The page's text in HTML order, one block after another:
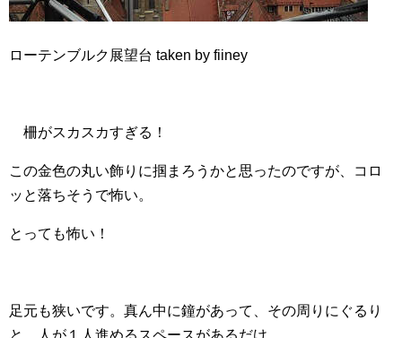
ローテンブルク展望台 taken by fiiney
柵がスカスカすぎる！
この金色の丸い飾りに掴まろうかと思ったのですが、コロ
ッと落ちそうで怖い。
とっても怖い！
足元も狭いです。真ん中に鐘があって、その周りにぐるり
と、人が１人進めるスペースがあるだけ。